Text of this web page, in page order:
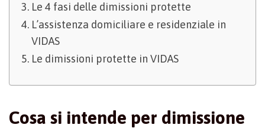
Le 4 fasi delle dimissioni protette
L’assistenza domiciliare e residenziale in
VIDAS
Le dimissioni protette in VIDAS
Cosa si intende per dimissione